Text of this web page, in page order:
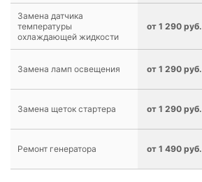
Замена датчика
температуры
охлаждающей жидкости
от 1 290 руб.
Замена ламп освещения от 1 290 руб.
Замена щеток стартера от 1 290 руб.
Ремонт генератора от 1 490 руб.